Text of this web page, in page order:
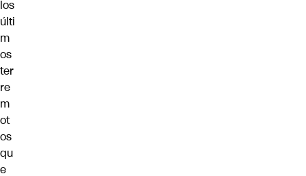
los
últi
m
os
ter
re
m
ot
os
qu
e